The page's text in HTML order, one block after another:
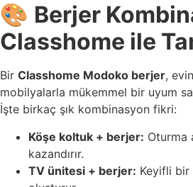
🎨 Berjer
Classhome ile
Bir Classhome Modoko berjer,
mobilyalarla mükemmel bir uyum
İşte birkaç şık kombinasyon fikri:
Köşe koltuk + berjer: Oturma
kazandırır.
TV ünitesi + berjer: Keyifli bir